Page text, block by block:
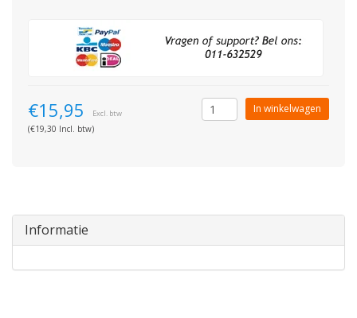
€15,95 Excl. btw
(€19,30 Incl. btw)
In winkelwagen
Informatie